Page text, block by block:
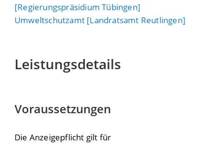
[Regierungspräsidium Tübingen]
Umweltschutzamt [Landratsamt Reutlingen]
Leistungsdetails
Voraussetzungen
Die Anzeigepflicht gilt für